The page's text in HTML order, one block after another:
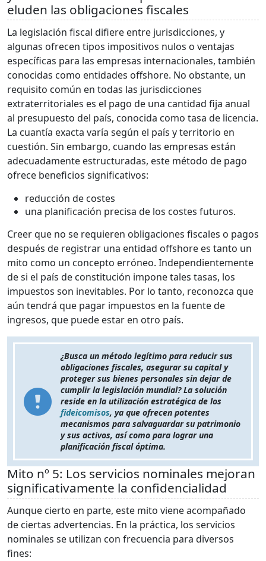
eluden las obligaciones fiscales
La legislación fiscal difiere entre jurisdicciones, y
algunas ofrecen tipos impositivos nulos o ventajas
específicas para las empresas internacionales, también
conocidas como entidades offshore. No obstante, un
requisito común en todas las jurisdicciones
extraterritoriales es el pago de una cantidad fija anual
al presupuesto del país, conocida como tasa de licencia.
La cuantía exacta varía según el país y territorio en
cuestión. Sin embargo, cuando las empresas están
adecuadamente estructuradas, este método de pago
ofrece beneficios significativos:
reducción de costes
una planificación precisa de los costes futuros.
Creer que no se requieren obligaciones fiscales o pagos
después de registrar una entidad offshore es tanto un
mito como un concepto erróneo. Independientemente
de si el país de constitución impone tales tasas, los
impuestos son inevitables. Por lo tanto, reconozca que
aún tendrá que pagar impuestos en la fuente de
ingresos, que puede estar en otro país.
¿Busca un método legítimo para reducir sus
obligaciones fiscales, asegurar su capital y
proteger sus bienes personales sin dejar de
cumplir la legislación mundial? La solución
reside en la utilización estratégica de los
fideicomisos, ya que ofrecen potentes
mecanismos para salvaguardar su patrimonio
y sus activos, así como para lograr una
planificación fiscal óptima.
Mito nº 5: Los servicios nominales mejoran
significativamente la confidencialidad
Aunque cierto en parte, este mito viene acompañado
de ciertas advertencias. En la práctica, los servicios
nominales se utilizan con frecuencia para diversos
fines: